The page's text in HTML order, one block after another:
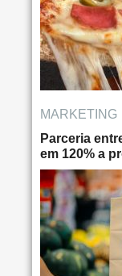
MARKETING
Parceria
em 120% a